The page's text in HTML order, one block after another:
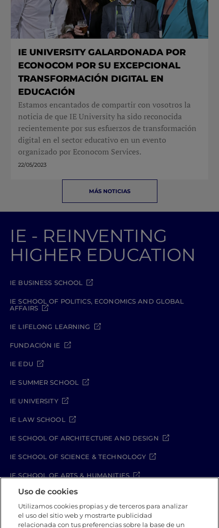
IE UNIVERSITY GALARDONADA POR
ECONOCOM POR SU EXCEPCIONAL
TRANSFORMACIÓN DIGITAL EN
EDUCACIÓN
Estamos encantados de compartir con vosotros la
noticia de que IE University ha sido reconocida
recientemente por sus esfuerzos de transformación
digital en el sector educativo en un evento
organizado por Econocom Services.
22/05/2023
MÁS NOTICIAS
IE - REINVENTING
HIGHER EDUCATION
IE BUSINESS SCHOOL
IE SCHOOL OF POLITICS, ECONOMICS AND GLOBAL
AFFAIRS
IE LIFELONG LEARNING
FUNDACIÓN IE
IE EDU
IE SUMMER SCHOOL
IE UNIVERSITY
IE LAW SCHOOL
IE SCHOOL OF ARCHITECTURE AND DESIGN
IE SCHOOL OF SCIENCE & TECHNOLOGY
IE SCHOOL OF ARTS & HUMANITIES
Aviso legal
Política de Privacidad
Uso de cookies
Utilizamos cookies propias y de terceros para analizar
el uso del sitio web y mostrarte publicidad
relacionada con tus preferencias sobre la base de un